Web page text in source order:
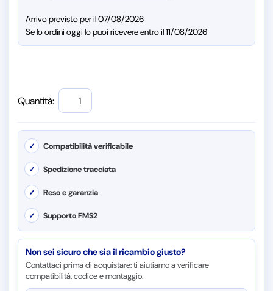
Arrivo previsto per il 07/08/2026
Se lo ordini oggi lo puoi ricevere entro il 11/08/2026
Quantità:
✓ Compatibilità verificabile
✓ Spedizione tracciata
✓ Reso e garanzia
✓ Supporto FMS2
Non sei sicuro che sia il ricambio giusto?
Contattaci prima di acquistare: ti aiutiamo a verificare
compatibilità, codice e montaggio.